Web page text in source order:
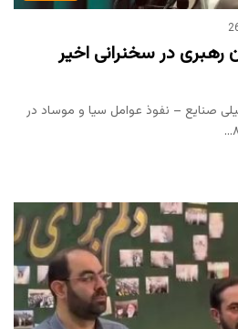
در سخنرانی اخیر
صنایع – نفوذ عوامل سیا و موساد در